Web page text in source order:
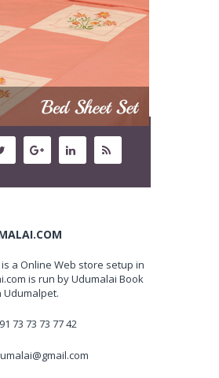
a Online Web store setup in
is run by Udumalai Book
Udumalpet.
73 73 73 77 42